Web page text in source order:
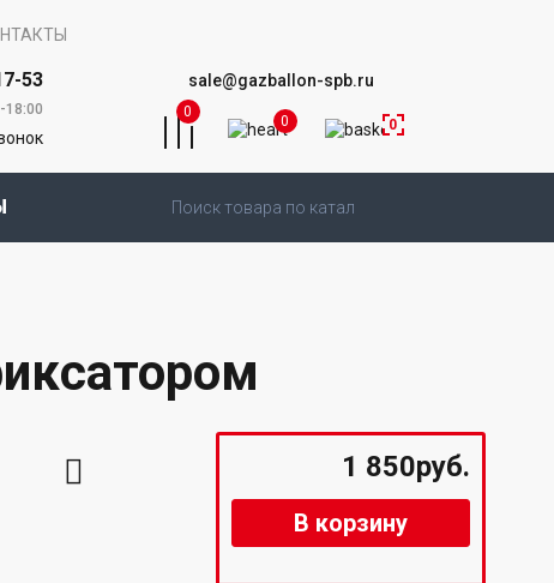
53
18:00
sale@gazballon-spb.ru
0
0 0
1 850руб.
В корзину